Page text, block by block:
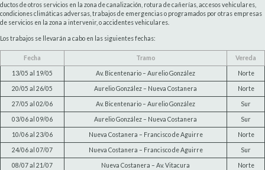
ductos de otros servicios en la zona de canalización, rotura de cañerías, accesos vehiculares,
condiciones climáticas adversas, trabajos de emergencias o programados por otras empresas
de servicios en la zona a intervenir, o accidentes vehiculares.
Los trabajos se llevarán a cabo en las siguientes fechas:
Fecha Tramo Vereda
13/05 al 19/05 Av. Bicentenario – Aurelio González Norte
20/05 al 26/05 Aurelio González – Nueva Costanera Norte
27/05 al 02/06 Av. Bicentenario – Aurelio González Sur
03/06 al 09/06 Aurelio González – Nueva Costanera Sur
10/06 al 23/06 Nueva Costanera – Francisco de Aguirre Norte
24/06 al 07/07 Nueva Costanera – Francisco de Aguirre Sur
08/07 al 21/07 Nueva Costanera – Av. Vitacura Norte